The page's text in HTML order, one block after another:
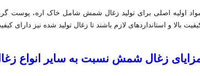
اولیه اصلی برای تولید زغال شمش شامل خاک اره، پوست
بالا و استانداردهای لازم باشند تا زغال تولید شده نیز دارای
زغال شمش نسبت به سایر انواع